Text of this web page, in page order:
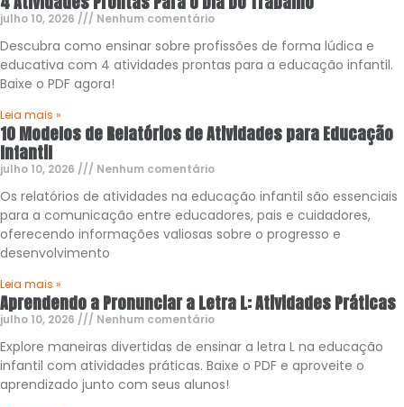
julho 10, 2026 Nenhum comentário
Descubra como ensinar sobre profissões de forma lúdica e
educativa com 4 atividades prontas para a educação infantil.
Baixe o PDF agora!
Leia mais »
10 Modelos de Relatórios de Atividades para Educação
Infantil
julho 10, 2026 Nenhum comentário
Os relatórios de atividades na educação infantil são essenciais
para a comunicação entre educadores, pais e cuidadores,
oferecendo informações valiosas sobre o progresso e
desenvolvimento
Leia mais »
Aprendendo a Pronunciar a Letra L: Atividades Práticas
julho 10, 2026 Nenhum comentário
Explore maneiras divertidas de ensinar a letra L na educação
infantil com atividades práticas. Baixe o PDF e aproveite o
aprendizado junto com seus alunos!